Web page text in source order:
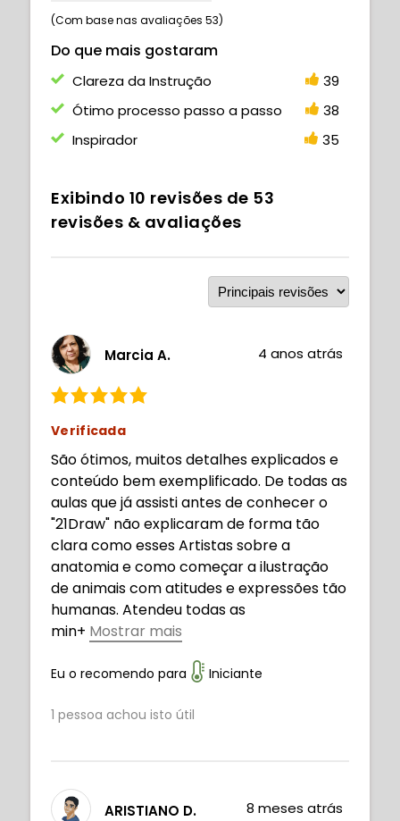
(Com base nas avaliações 53)
Do que mais gostaram
Clareza da Instrução
39
Ótimo processo passo a passo
38
Inspirador
35
Exibindo 10 revisões de 53
revisões & avaliações
Marcia A. 4 anos atrás
Verificada
São ótimos, muitos detalhes explicados e
conteúdo bem exemplificado. De todas as
aulas que já assisti antes de conhecer o
"21Draw" não explicaram de forma tão
clara como esses Artistas sobre a
anatomia e como começar a ilustração
de animais com atitudes e expressões tão
humanas. Atendeu todas as
min+ Mostrar mais
incentivo pra continuar estudando e
Eu o recomendo para Iniciante
1 pessoa achou isto útil
ARISTIANO D. 8 meses atrás